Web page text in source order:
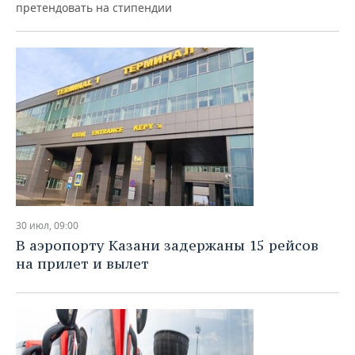
претендовать на стипендии
30 июл, 09:00
В аэропорту Казани задержаны 15 рейсов
на прилет и вылет